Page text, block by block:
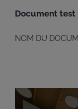
Document test
NOM DU